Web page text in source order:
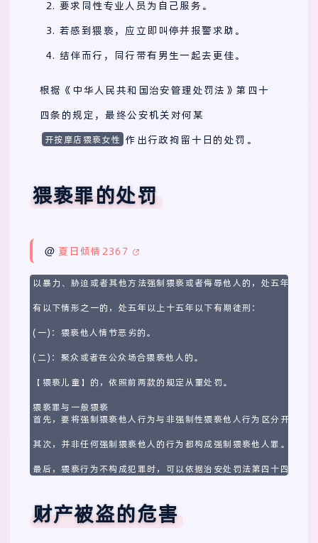
要求同性专业人员为自己服务。
若感到猥亵，应立即叫停并报警求助。
结伴而行，同行带有男生一起去更佳。
根据《中华人民共和国治安管理处罚法》第四十
四条的规定，最终公安机关对何某
开按摩店猥亵女性 作出行政拘留十日的处罚。
猥亵罪的处罚
@ 夏日倾情2367
以暴力、胁迫或者其他方法强制猥亵或者侮辱他人的，处五年以下
有以下情形之一的，处五年以上十五年以下有期徒刑：
(一)：猥亵他人情节恶劣的。
(二)：聚众或者在公众场合猥亵他人的。
【猥亵儿童】的，依照前两款的规定从重处罚。
猥亵罪与一般猥亵
首先，要将强制猥亵他人行为与非强制性猥亵他人行为区分开来，
其次，并非任何强制猥亵他人的行为都构成强制猥亵他人罪。猥亵
最后，猥亵行为不构成犯罪时，可以依据治安处罚法第四十四条处
财产被盗的危害